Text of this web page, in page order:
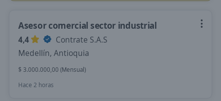
Asesor comercial sector industrial
4,4
Contrate S.A.S
Medellín, Antioquia
$ 3.000.000,00 (Mensual)
Hace 2 horas